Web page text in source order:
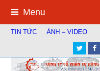
Menu
TIN TỨC ẢNH – VIDEO
Twitter